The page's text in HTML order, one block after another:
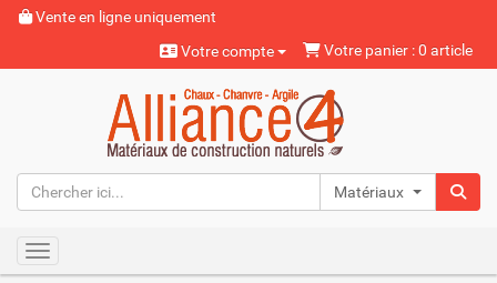
Vente en ligne uniquement
Votre compte
Votre panier : 0 article
Matériaux naturels
Toggle navigation